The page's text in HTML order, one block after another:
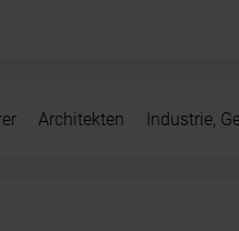
Architekten Industrie,